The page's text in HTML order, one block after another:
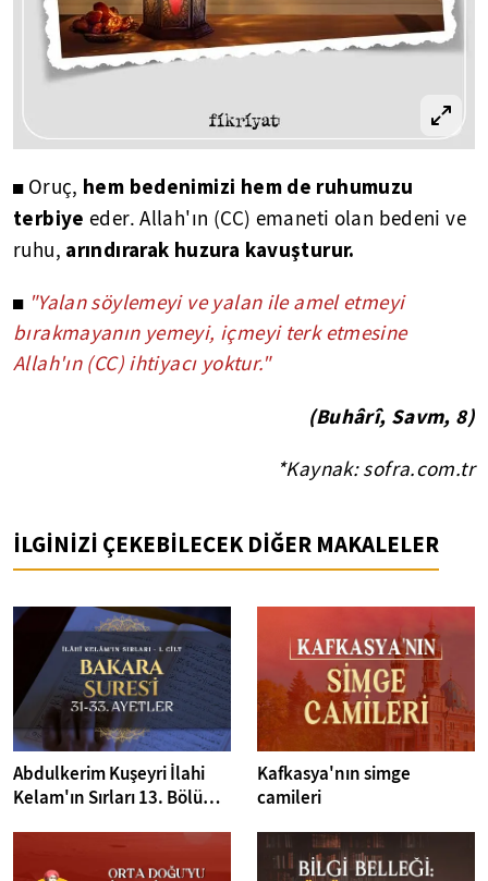
◼ Oruç, hem bedenimizi hem de ruhumuzu
terbiye eder. Allah'ın (CC) emaneti olan bedeni ve
ruhu, arındırarak huzura kavuşturur.
◼ "Yalan söylemeyi ve yalan ile amel etmeyi
bırakmayanın yemeyi, içmeyi terk etmesine
Allah'ın (CC) ihtiyacı yoktur."
(Buhârî, Savm, 8)
*Kaynak: sofra.com.tr
İLGİNİZİ ÇEKEBİLECEK DİĞER MAKALELER
Abdulkerim Kuşeyri İlahi
Kelam'ın Sırları 13. Bölüm I
Ayetler Tefsiri
Kafkasya'nın simge
camileri